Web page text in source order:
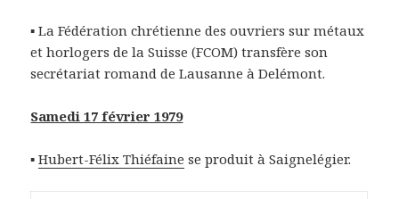
▪ La Fédération chrétienne des ouvriers sur métaux
et horlogers de la Suisse (FCOM) transfère son
secrétariat romand de Lausanne à Delémont.
Samedi 17 février 1979
▪Hubert-Félix Thiéfaine se produit à Saignelégier.